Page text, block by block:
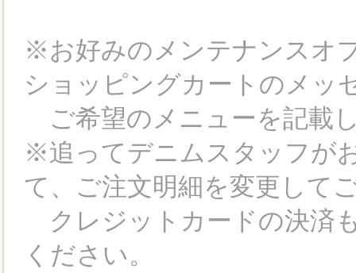
※お好みのメンテナンスオ
ショッピングカートのメッ
ご希望のメニューを記載
※追ってデニムスタッフが
て、ご注文明細を変更して
クレジットカードの決済
ください。